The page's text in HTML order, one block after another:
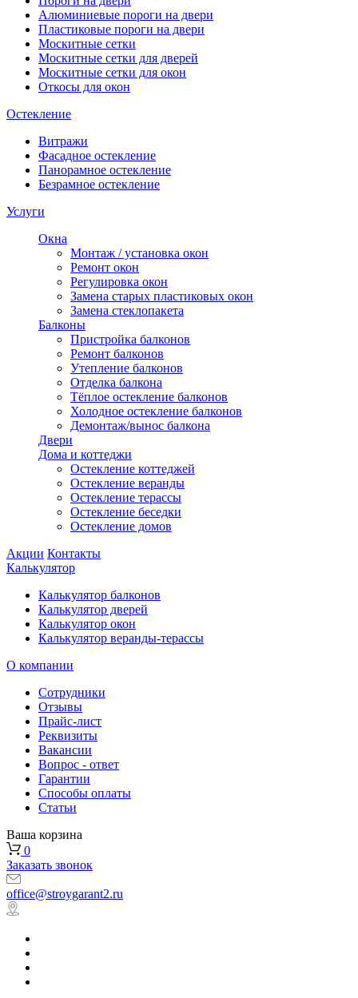
Алюминиевые пороги на двери
Пластиковые пороги на двери
Москитные сетки
Москитные сетки для дверей
Москитные сетки для окон
Откосы для окон
Остекление
Витражи
Фасадное остекление
Панорамное остекление
Безрамное остекление
Услуги
Окна
Монтаж / установка окон
Ремонт окон
Регулировка окон
Замена старых пластиковых окон
Замена стеклопакета
Балконы
Пристройка балконов
Ремонт балконов
Утепление балконов
Отделка балкона
Тёплое остекление балконов
Холодное остекление балконов
Демонтаж/вынос балкона
Двери
Дома и коттеджи
Остекление коттеджей
Остекление веранды
Остекление терассы
Остекление беседки
Остекление домов
Акции Контакты
Калькулятор
Калькулятор балконов
Калькулятор дверей
Калькулятор окон
Калькулятор веранды-терассы
О компании
Сотрудники
Отзывы
Прайс-лист
Реквизиты
Вакансии
Вопрос - ответ
Гарантии
Способы оплаты
Статьи
Ваша корзина
0
Заказать звонок
office@stroygarant2.ru